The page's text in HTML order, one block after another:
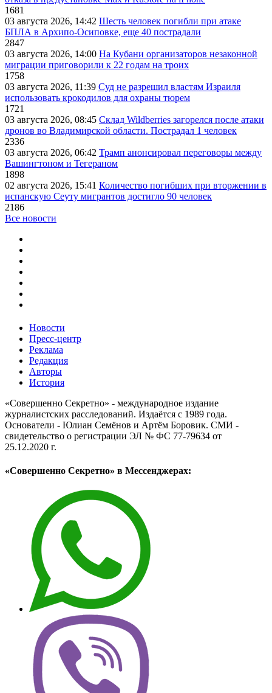
1681
03 августа 2026, 14:42 Шесть человек погибли при атаке
БПЛА в Архипо-Осиповке, еще 40 пострадали
2847
03 августа 2026, 14:00 На Кубани организаторов незаконной
миграции приговорили к 22 годам на троих
1758
03 августа 2026, 11:39 Суд не разрешил властям Израиля
использовать крокодилов для охраны тюрем
1721
03 августа 2026, 08:45 Склад Wildberries загорелся после атаки
дронов во Владимирской области. Пострадал 1 человек
2336
03 августа 2026, 06:42 Трамп анонсировал переговоры между
Вашингтоном и Тегераном
1898
02 августа 2026, 15:41 Количество погибших при вторжении в
испанскую Сеуту мигрантов достигло 90 человек
2186
Все новости
Новости
Пресс-центр
Реклама
Редакция
Авторы
История
«Совершенно Секретно» - международное издание
журналистских расследований. Издаётся с 1989 года.
Основатели - Юлиан Семёнов и Артём Боровик. CМИ -
свидетельство о регистрации ЭЛ № ФС 77-79634 от
25.12.2020 г.
«Совершенно Секретно» в Мессенджерах: